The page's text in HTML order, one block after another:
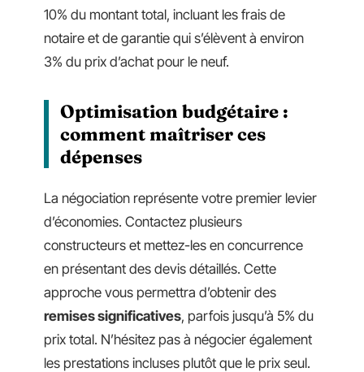
10% du montant total, incluant les frais de
notaire et de garantie qui s’élèvent à environ
3% du prix d’achat pour le neuf.
Optimisation budgétaire :
comment maîtriser ces
dépenses
La négociation représente votre premier levier
d’économies. Contactez plusieurs
constructeurs et mettez-les en concurrence
en présentant des devis détaillés. Cette
approche vous permettra d’obtenir des
remises significatives, parfois jusqu’à 5% du
prix total. N’hésitez pas à négocier également
les prestations incluses plutôt que le prix seul.